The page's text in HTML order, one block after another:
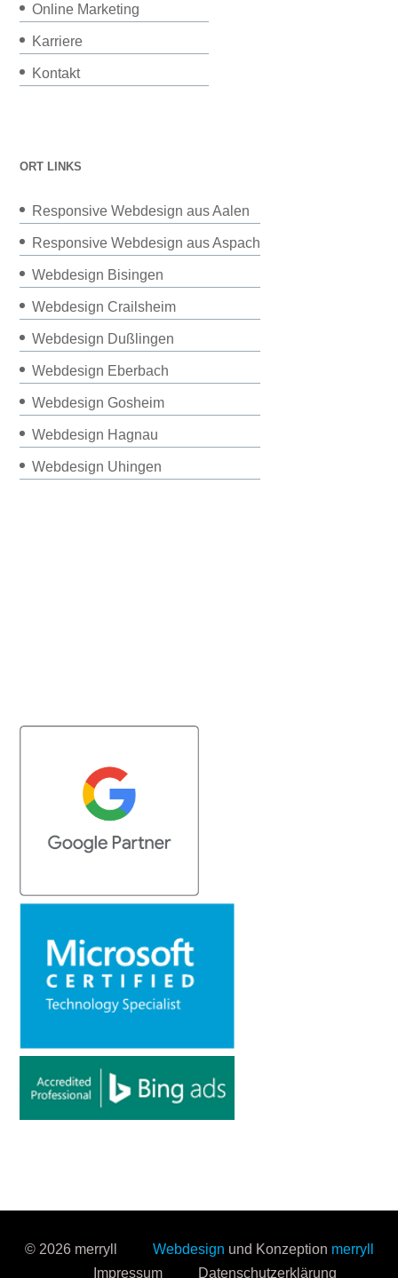
Online Marketing
Karriere
Kontakt
ORT LINKS
Responsive Webdesign aus Aalen
Responsive Webdesign aus Aspach
Webdesign Bisingen
Webdesign Crailsheim
Webdesign Dußlingen
Webdesign Eberbach
Webdesign Gosheim
Webdesign Hagnau
Webdesign Uhingen
© 2026 merryll Webdesign und Konzeption merryll
Impressum
Datenschutzerklärung